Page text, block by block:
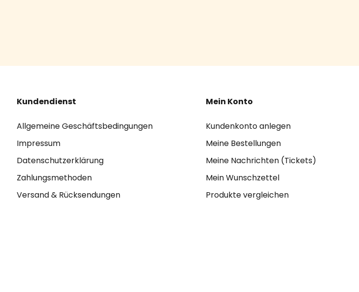
Kundendienst
Allgemeine Geschäftsbedingungen
Impressum
Datenschutzerklärung
Zahlungsmethoden
Versand & Rücksendungen
Mein Konto
Kundenkonto anlegen
Meine Bestellungen
Meine Nachrichten (Tickets)
Mein Wunschzettel
Produkte vergleichen